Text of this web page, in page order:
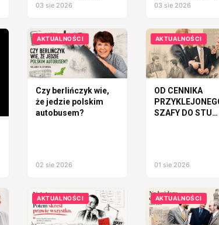
Polsce
03 sie 2026
tworzy WARSAW
03 sie 2026
AKTUALNOŚCI
Czy berlińczyk wie,
że jedzie polskim
autobusem?
02 sie 2026
AKTUALNOŚCI
OD CENNIKA
SZAFY DO STU
01 sie 2026
AKTUALNOŚCI AKTUALNOŚCI